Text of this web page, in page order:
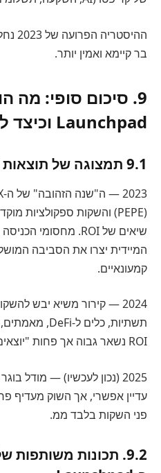
בר קיימא ואמין יותר.
Launchpad וכיצד להשתמש בו
9.1 תמצוגה של תוצאות (2023–2025)
המיידית יצרו את הסביבה
קמעונאיים.
2024 — קירור משיא יבש
ROI נשאר גבוה אך פחות "יוצאים דופן של 100×+".
עדיין אפשרי, אך השוק מעדיף
פני השקות בלבד ממ.
9.2. תכונות